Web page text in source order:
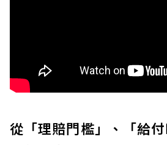
從「理賠門檻」、「給